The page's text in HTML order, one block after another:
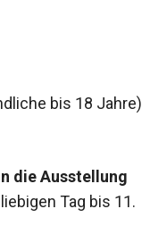
bis 18 Jahre)
die Ausstellung
Tag bis 11.